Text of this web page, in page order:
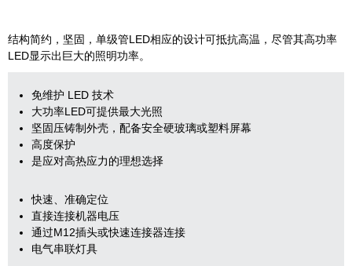
结构简约，坚固，单级管LED相应的设计可抵抗高温，尽管其高功率
LED显示出巨大的照明功率。
免维护 LED 技术
大功率LED可提供最大光照
坚固压铸制外壳，配备安全硬玻璃或塑料屏幕
高度保护
是应对高热应力的理想选择
快速、准确定位
直接连接机器电压
通过M12插头或快速连接器连接
电气串联灯具